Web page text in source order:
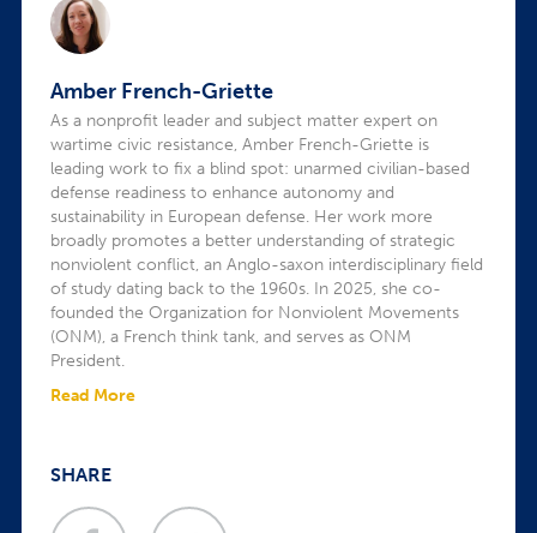
Amber French-Griette
As a nonprofit leader and subject matter expert on
wartime civic resistance, Amber French-Griette is
leading work to fix a blind spot: unarmed civilian-based
defense readiness to enhance autonomy and
sustainability in European defense. Her work more
broadly promotes a better understanding of strategic
nonviolent conflict, an Anglo-saxon interdisciplinary field
of study dating back to the 1960s. In 2025, she co-
founded the Organization for Nonviolent Movements
(ONM), a French think tank, and serves as ONM
President.
Read More
SHARE